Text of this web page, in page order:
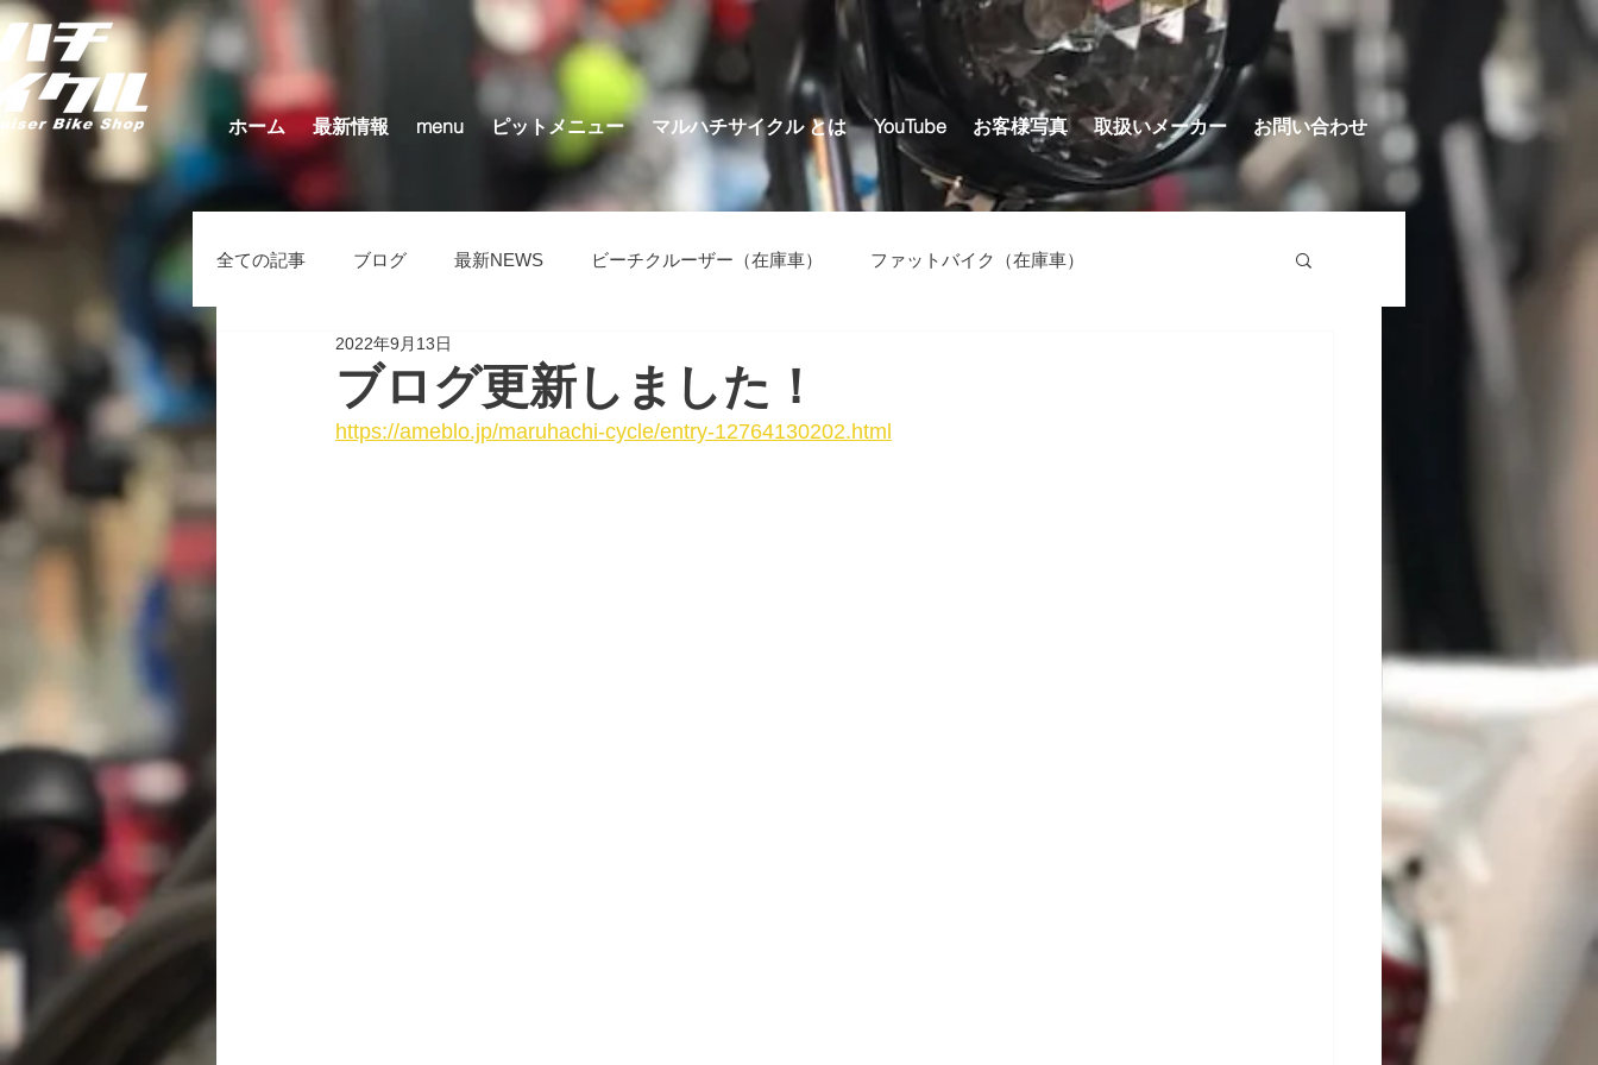
ホーム 最新情報 menu ピットメニュー マルハチサイクル とは YouTube お客様写真 取扱いメーカー お問い合わせ
全ての記事 ブログ 最新NEWS ビーチクルーザー（在庫車） ファットバイク（在庫車）
キッズバイク（在庫車）
ブログ更新しました！
2022年9月13日
https://ameblo.jp/maruhachi-cycle/entry-12764130202.html